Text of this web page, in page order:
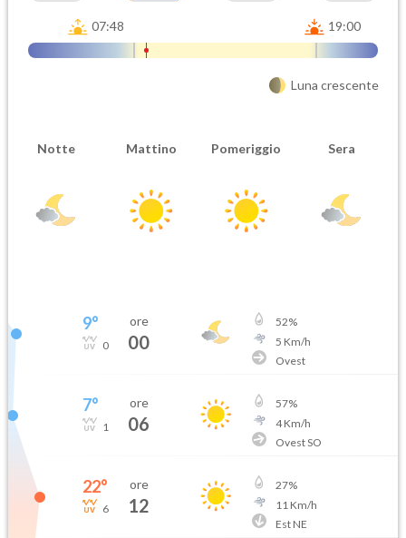
07:48 19:00
Luna crescente
Notte Mattino Pomeriggio Sera
9°
0
ore
00
52%
5 Km/h
Ovest
7°
1
ore
06
57%
4Km/h
Ovest SO
22°
6
ore
12
27%
11 Km/h
Est NE